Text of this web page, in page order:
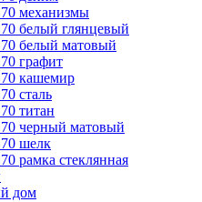
механизмы
белый глянцевый
белый матовый
графит
кашемир
сталь
титан
черный матовый
шелк
рамка стеклянная
дом